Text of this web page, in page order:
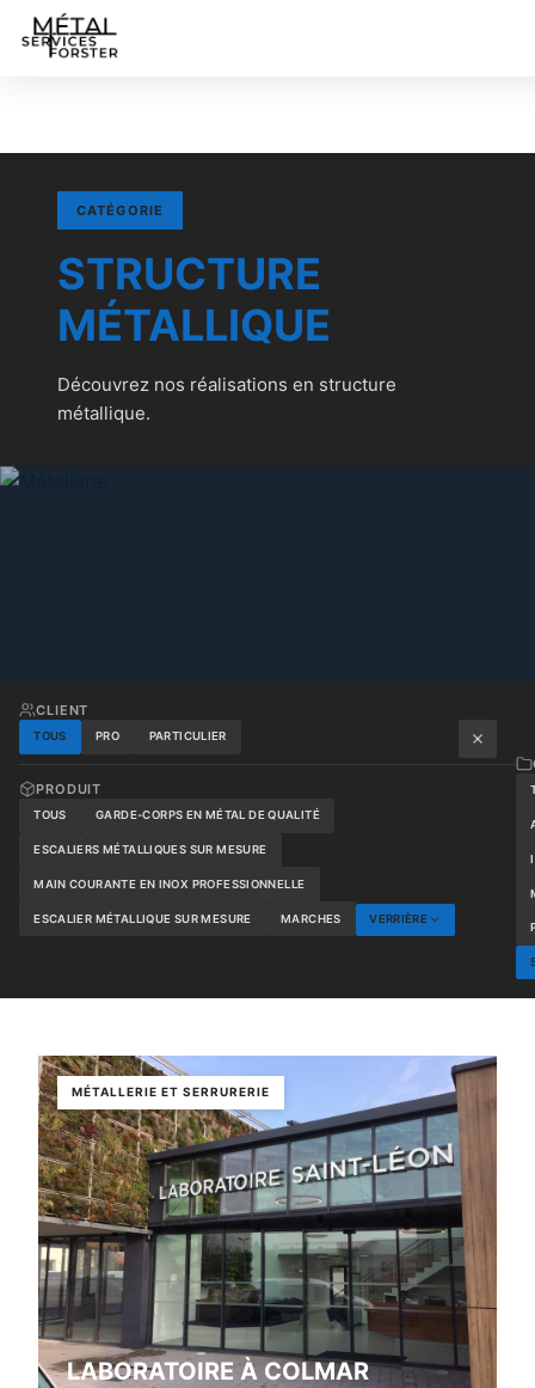
CATÉGORIE
STRUCTURE
MÉTALLIQUE
Découvrez nos réalisations en structure
métallique.
CLIENT
TOUS PRO PARTICULIER
PRODUIT
TOUS GARDE-CORPS EN MÉTAL DE QUALITÉ
ESCALIERS MÉTALLIQUES SUR MESURE
MAIN COURANTE EN INOX PROFESSIONNELLE
ESCALIER MÉTALLIQUE SUR MESURE MARCHES VERRIÈRE
MÉTALLERIE ET SERRURERIE
LABORATOIRE À COLMAR